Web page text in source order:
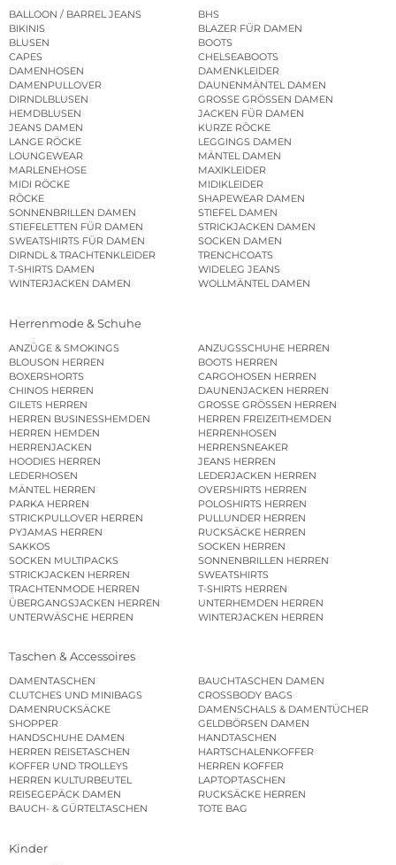
BALLOON / BARREL JEANS
BHS
BIKINIS
BLAZER FÜR DAMEN
BLUSEN
BOOTS
CAPES
CHELSEABOOTS
DAMENHOSEN
DAMENKLEIDER
DAMENPULLOVER
DAUNENMÄNTEL DAMEN
DIRNDLBLUSEN
GROSSE GRÖSSEN DAMEN
HEMDBLUSEN
JACKEN FÜR DAMEN
JEANS DAMEN
KURZE RÖCKE
LANGE RÖCKE
LEGGINGS DAMEN
LOUNGEWEAR
MÄNTEL DAMEN
MARLENEHOSE
MAXIKLEIDER
MIDI RÖCKE
MIDIKLEIDER
RÖCKE
SHAPEWEAR DAMEN
SONNENBRILLEN DAMEN
STIEFEL DAMEN
STIEFELETTEN FÜR DAMEN
STRICKJACKEN DAMEN
SWEATSHIRTS FÜR DAMEN
SOCKEN DAMEN
DIRNDL & TRACHTENKLEIDER
TRENCHCOATS
T-SHIRTS DAMEN
WIDELEG JEANS
WINTERJACKEN DAMEN
WOLLMÄNTEL DAMEN
Herrenmode & Schuhe
ANZÜGE & SMOKINGS
ANZUGSSCHUHE HERREN
BLOUSON HERREN
BOOTS HERREN
BOXERSHORTS
CARGOHOSEN HERREN
CHINOS HERREN
DAUNENJACKEN HERREN
GILETS HERREN
GROSSE GRÖSSEN HERREN
HERREN BUSINESSHEMDEN
HERREN FREIZEITHEMDEN
HERREN HEMDEN
HERRENHOSEN
HERRENJACKEN
HERRENSNEAKER
HOODIES HERREN
JEANS HERREN
LEDERHOSEN
LEDERJACKEN HERREN
MÄNTEL HERREN
OVERSHIRTS HERREN
PARKA HERREN
POLOSHIRTS HERREN
STRICKPULLOVER HERREN
PULLUNDER HERREN
PYJAMAS HERREN
RUCKSÄCKE HERREN
SAKKOS
SOCKEN HERREN
SOCKEN MULTIPACKS
SONNENBRILLEN HERREN
STRICKJACKEN HERREN
SWEATSHIRTS
TRACHTENMODE HERREN
T-SHIRTS HERREN
ÜBERGANGSJACKEN HERREN
UNTERHEMDEN HERREN
UNTERWÄSCHE HERREN
WINTERJACKEN HERREN
Taschen & Accessoires
DAMENTASCHEN
BAUCHTASCHEN DAMEN
CLUTCHES UND MINIBAGS
CROSSBODY BAGS
DAMENRUCKSÄCKE
DAMENSCHALS & DAMENTÜCHER
SHOPPER
GELDBÖRSEN DAMEN
HANDSCHUHE DAMEN
HANDTASCHEN
HERREN REISETASCHEN
HARTSCHALENKOFFER
KOFFER UND TROLLEYS
HERREN KOFFER
HERREN KULTURBEUTEL
LAPTOPTASCHEN
REISEGEPÄCK DAMEN
RUCKSÄCKE HERREN
BAUCH- & GÜRTELTASCHEN
TOTE BAG
Kinder